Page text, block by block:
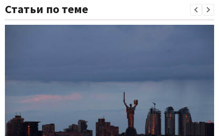
Статьи по теме